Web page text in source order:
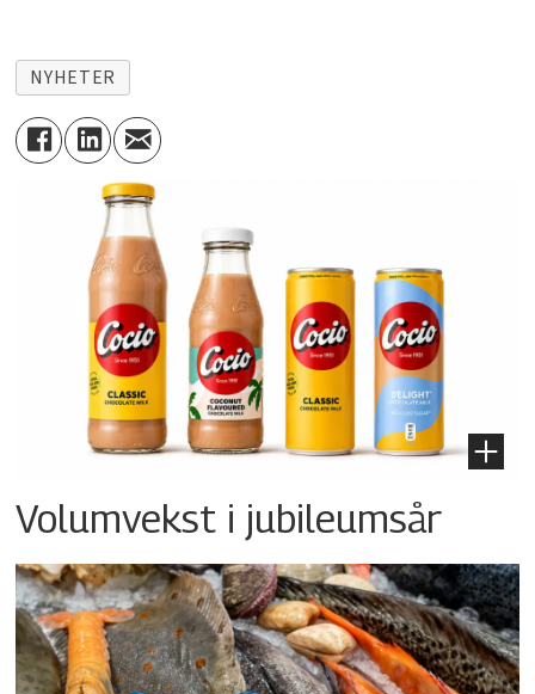
NYHETER
Volumvekst i jubileumsår